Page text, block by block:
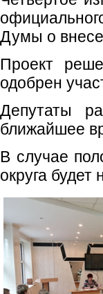
Думы о
Проект
одобрен
Депутаты
ближайшее
В случае
округа